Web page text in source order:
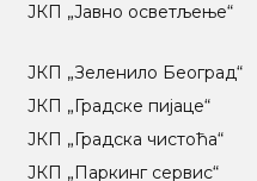
ЈКП „Јавно осветљење“
ЈКП „Зеленило Београд“
ЈКП „Градске пијаце“
ЈКП „Градска чистоћа“
ЈКП „Паркинг сервис“